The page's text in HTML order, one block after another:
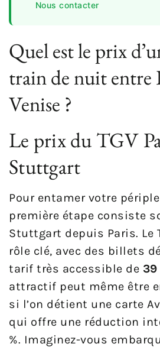
Nous contacter
Quel est le prix
train de nuit entre
Venise ?
Le prix du TGV
Stuttgart
Pour entamer votre
première étape consiste
Stuttgart depuis Paris. Le
rôle clé, avec des billets
tarif très accessible de 39
attractif peut même être
si l’on détient une carte
qui offre une réduction
%. Imaginez-vous